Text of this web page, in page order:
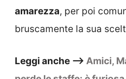
amarezza, per poi
bruscamente la sua
Leggi anche –> Amici,